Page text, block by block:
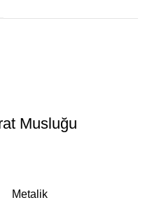
Musluğu
Metalik